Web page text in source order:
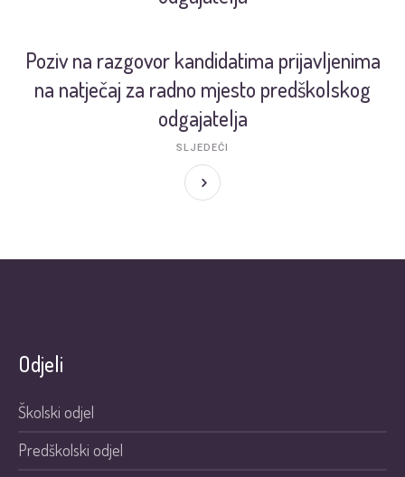
Poziv na razgovor kandidatima prijavljenima
na natječaj za radno mjesto predškolskog
odgajatelja
SLJEDEĆI
Odjeli
Školski odjel
Predškolski odjel